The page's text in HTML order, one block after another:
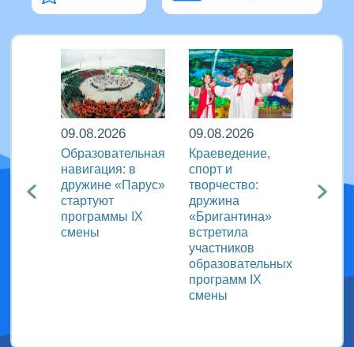
09.08.2026
Образовательная
навигация: в
дружине «Парус»
стартуют
программы IX
смены
09.08.2026
Краеведение,
спорт и
творчество:
дружина
«Бригантина»
встретила
участников
образовательных
программ IX
смены